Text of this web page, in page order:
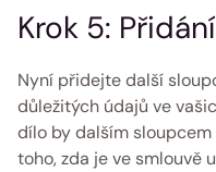
Krok 5:
Nyní přidejte další
důležitých údajů ve
dílo by dalším
toho, zda je ve smlouvě